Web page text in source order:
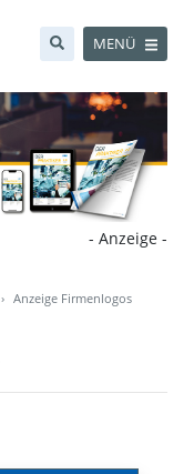
MENÜ
- Anzeige -
Anzeige Firmenlogos